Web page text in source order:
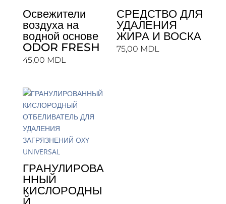
Освежители
воздуха на
водной основе
ODOR FRESH
45,00 MDL
СРЕДСТВО ДЛЯ
УДАЛЕНИЯ
ЖИРА И ВОСКА
75,00 MDL
ГРАНУЛИРОВА
ННЫЙ
КИСЛОРОДНЫ